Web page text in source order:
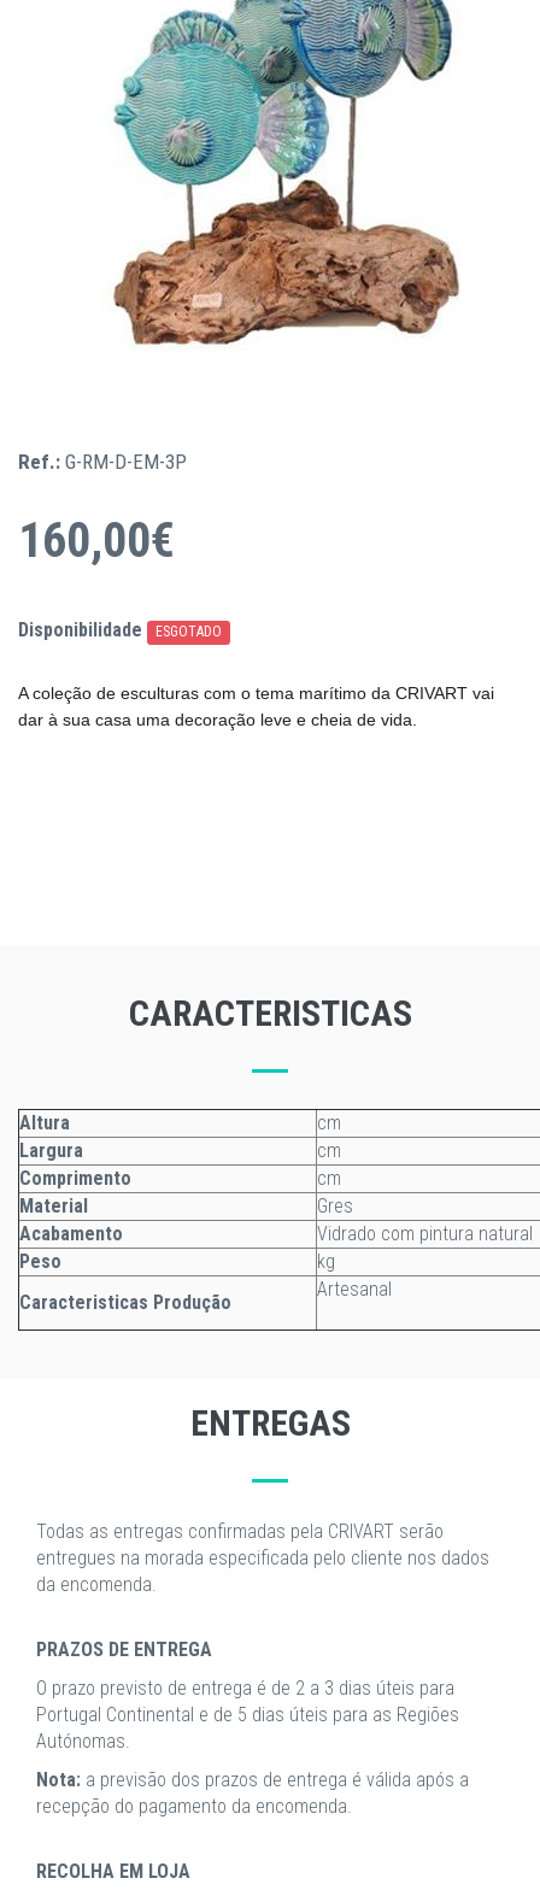
Ref.: G-RM-D-EM-3P
160,00€
Disponibilidade ESGOTADO
A coleção de esculturas com o tema marítimo da CRIVART vai
dar à sua casa uma decoração leve e cheia de vida.
CARACTERISTICAS
Altura
cm
Largura
cm
Comprimento
cm
Material
Gres
Acabamento
Vidrado com pintura natural
Peso
kg
Caracteristicas Produção
Artesanal
ENTREGAS
Todas as entregas confirmadas pela CRIVART serão
entregues na morada especificada pelo cliente nos dados
da encomenda.
PRAZOS DE ENTREGA
O prazo previsto de entrega é de 2 a 3 dias úteis para
Portugal Continental e de 5 dias úteis para as Regiões
Autónomas.
Nota: a previsão dos prazos de entrega é válida após a
recepção do pagamento da encomenda.
RECOLHA EM LOJA